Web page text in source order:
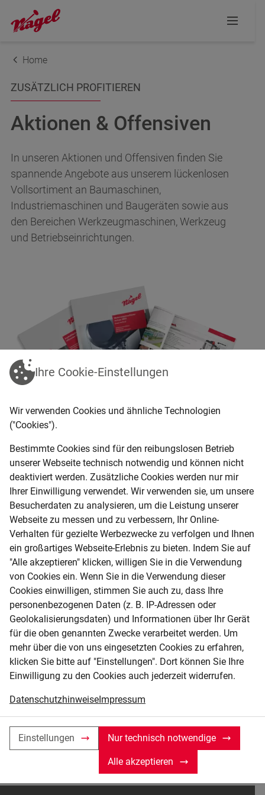
Home
ZUSÄTZLICH PROFITIEREN
Aktionen & Offensiven
In unseren Aktionen und Offensiven finden Sie
spannende Angebote aus unserem lückenlosen
Vollsortiment an Baumaschinen,
Industriemaschinen und Baugeräten sowie aus
den Bereichen Werkzeugmaschinen, Werkzeug
und Betriebseinrichtungen.
Filter Zurücksetzen
Leistungsbereich
Baumaschinen
Industriemaschinen
Baugeräte
Werkzeugmaschinen
Werkzeuge
Betriebseinrichtungen
Messtechnik
Keine Ergebnisse gefunden
Versuchen Sie, die Filter anzupassen, oder klicken
Siehierum sie zurückzusetzen.
Ihre Cookie-Einstellungen
Wir verwenden Cookies und ähnliche Technologien
("Cookies").
Bestimmte Cookies sind für den reibungslosen Betrieb
unserer Webseite technisch notwendig und können nicht
deaktiviert werden. Zusätzliche Cookies werden nur mir
Ihrer Einwilligung verwendet. Wir verwenden sie, um unsere
Besucherdaten zu analysieren, um die Leistung unserer
Webseite zu messen und zu verbessern, Ihr Online-
Verhalten für gezielte Werbezwecke zu verfolgen und Ihnen
ein großartiges Webseite-Erlebnis zu bieten. Indem Sie auf
"Alle akzeptieren" klicken, willigen Sie in die Verwendung
von Cookies ein. Wenn Sie in die Verwendung dieser
Cookies einwilligen, stimmen Sie auch zu, dass Ihre
personenbezogenen Daten (z. B. IP-Adressen oder
Geolokalisierungsdaten) und Informationen über Ihr Gerät
für die oben genannten Zwecke verarbeitet werden. Um
mehr über die von uns eingesetzten Cookies zu erfahren,
klicken Sie bitte auf "Einstellungen". Dort können Sie Ihre
Einwilligung zu den Cookies auch jederzeit widerrufen.
DatenschutzhinweiseImpressum
Einstellungen Nur technisch notwendige
Alle akzeptieren